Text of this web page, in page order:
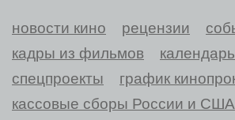
новости кино рецензии
кадры из фильмов
спецпроекты
график
кассовые сборы России и США